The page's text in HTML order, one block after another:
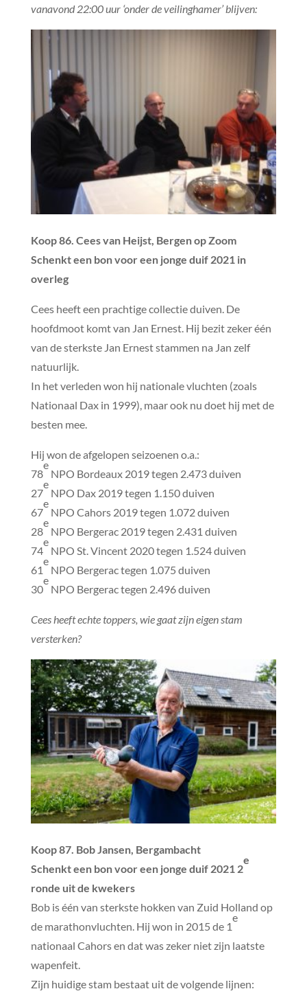
vanavond 22:00 uur ‘onder de veilinghamer’ blijven:
Koop 86. Cees van Heijst, Bergen op Zoom
Schenkt een bon voor een jonge duif 2021 in
overleg
Cees heeft een prachtige collectie duiven. De
hoofdmoot komt van Jan Ernest. Hij bezit zeker één
van de sterkste Jan Ernest stammen na Jan zelf
natuurlijk.
In het verleden won hij nationale vluchten (zoals
Nationaal Dax in 1999), maar ook nu doet hij met de
besten mee.
Hij won de afgelopen seizoenen o.a.:
78
e
NPO Bordeaux 2019 tegen 2.473 duiven
27
e
NPO Dax 2019 tegen 1.150 duiven
67
e
NPO Cahors 2019 tegen 1.072 duiven
28
e
NPO Bergerac 2019 tegen 2.431 duiven
74
e
NPO St. Vincent 2020 tegen 1.524 duiven
61
e
NPO Bergerac tegen 1.075 duiven
30
e
NPO Bergerac tegen 2.496 duiven
Cees heeft echte toppers, wie gaat zijn eigen stam
versterken?
Koop 87. Bob Jansen, Bergambacht
Schenkt een bon voor een jonge duif 2021 2
e
ronde uit de kwekers
Bob is één van sterkste hokken van Zuid Holland op
de marathonvluchten. Hij won in 2015 de 1
e
nationaal Cahors en dat was zeker niet zijn laatste
wapenfeit.
Zijn huidige stam bestaat uit de volgende lijnen: